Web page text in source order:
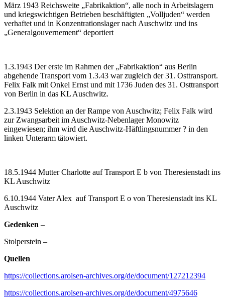
März 1943 Reichsweite „Fabrikaktion“, alle noch in Arbeitslagern
und kriegswichtigen Betrieben beschäftigten „Volljuden“ werden
verhaftet und in Konzentrationslager nach Auschwitz und ins
„Generalgouvernement“ deportiert
1.3.1943 Der erste im Rahmen der „Fabrikaktion“ aus Berlin
abgehende Transport vom 1.3.43 war zugleich der 31. Osttransport.
Felix Falk mit Onkel Ernst und mit 1736 Juden des 31. Osttransport
von Berlin in das KL Auschwitz.
2.3.1943 Selektion an der Rampe von Auschwitz; Felix Falk wird
zur Zwangsarbeit im Auschwitz-Nebenlager Monowitz
eingewiesen; ihm wird die Auschwitz-Häftlingsnummer ? in den
linken Unterarm tätowiert.
18.5.1944 Mutter Charlotte auf Transport E b von Theresienstadt ins
KL Auschwitz
6.10.1944 Vater Alex auf Transport E o von Theresienstadt ins KL
Auschwitz
Gedenken –
Stolperstein –
Quellen
https://collections.arolsen-archives.org/de/document/127212394
https://collections.arolsen-archives.org/de/document/4975646